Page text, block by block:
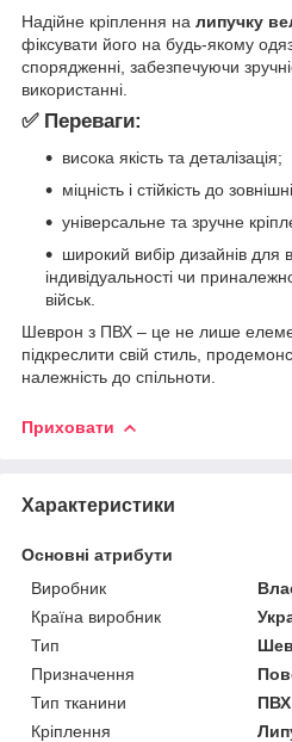
Надійне кріплення на липучку
фіксувати його на будь-якому
спорядженні, забезпечуючи
використанні.
✅ Переваги:
висока якість та деталізація;
міцність і стійкість до
універсальне та зручне
широкий вибір дизайнів для
індивідуальності чи
військ.
Шеврон з ПВХ – це не лише
підкреслити свій стиль,
належність до спільноти.
Приховати
Характеристики
Основні атрибути
Виробник
Країна виробник
Тип
Призначення
Тип тканини
ПВХ
Кріплення